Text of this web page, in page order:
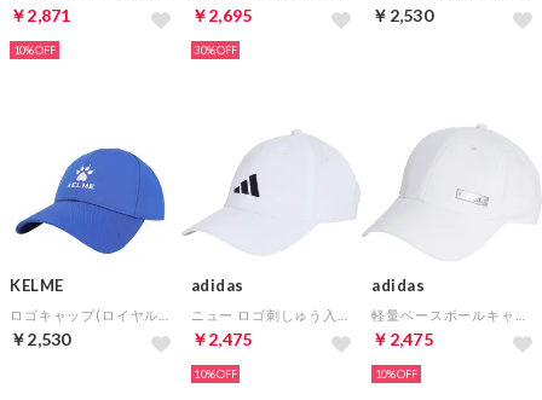
￥2,871
10%
￥2,695
30%
￥2,530
KELME
￥2,530
adidas
￥2,475
10%
adidas
￥2,475
10%